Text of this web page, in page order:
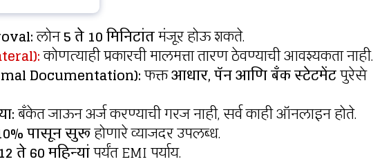
लोन5 ते 10 मिनिटांतमंजूर होऊ शकते.
कोणत्याही प्रकारची मालमत्ता तारण ठेवण्याची आवश्यकता नाही.
Documentation):फक्तआधार, पॅन आणि बँक स्टेटमेंटपुरेसे
बँकेत जाऊन अर्ज करण्याची गरज नाही, सर्व काही ऑनलाइन होते.
पासून सुरूहोणारे व्याजदर उपलब्ध.
12 ते 60 महिन्यांपर्यंत EMI पर्याय.